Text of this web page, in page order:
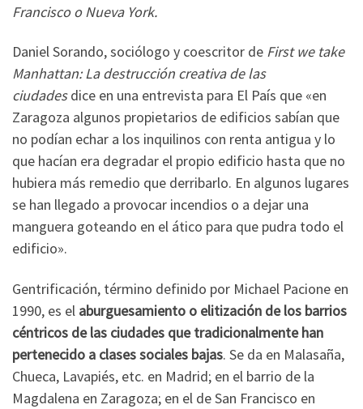
Francisco o Nueva York.
Daniel Sorando, sociólogo y coescritor de First we take
Manhattan: La destrucción creativa de las
ciudadesdice en una entrevista para El País que «en
Zaragoza algunos propietarios de edificios sabían que
no podían echar a los inquilinos con renta antigua y lo
que hacían era degradar el propio edificio hasta que no
hubiera más remedio que derribarlo. En algunos lugares
se han llegado a provocar incendios o a dejar una
manguera goteando en el ático para que pudra todo el
edificio».
Gentrificación, término definido por Michael Pacione en
1990, es el aburguesamiento o elitización de los barrios
céntricos de las ciudades que tradicionalmente han
pertenecido a clases sociales bajas. Se da en Malasaña,
Chueca, Lavapiés, etc. en Madrid; en el barrio de la
Magdalena en Zaragoza; en el de San Francisco en